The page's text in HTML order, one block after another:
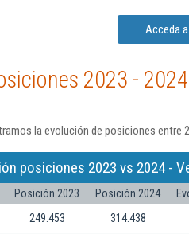
Acceda
2023 - 2024
la evolución de posiciones entre
posiciones 2023 vs 2024 -
Posición 2023 Posición 2024
249.453 314.438